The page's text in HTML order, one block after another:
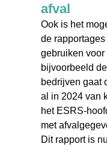
afval
Ook is het
de
gebruiken
bijvoorbeeld
bedrijven gaat
al in 2024 van
het ESRS-
met
Dit rapport is